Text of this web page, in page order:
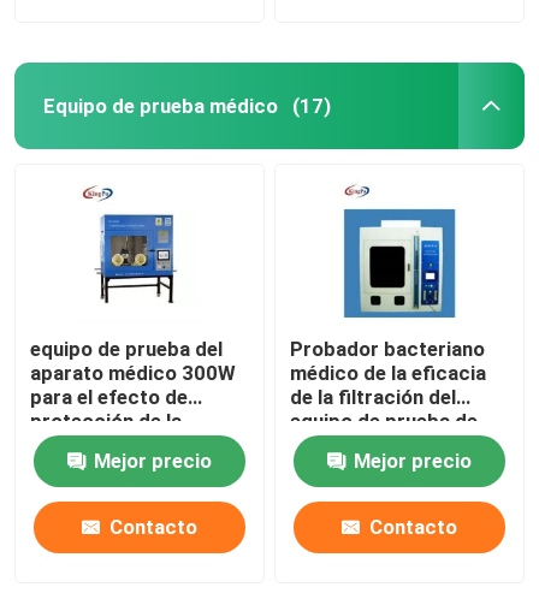
Productos
Sobre nosotros
Viaje de la fábrica
Equipo de prueba médico (17)
equipo de prueba del
aparato médico 300W
para el efecto de
protección de la
partícula
Mejor precio
Contacto
Probador bacteriano
médico de la eficacia
de la filtración del
equipo de prueba de
BFE
Mejor precio
Contacto